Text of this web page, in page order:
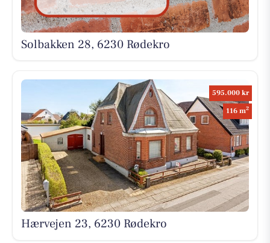
Solbakken 28, 6230 Rødekro
595.000 kr
116 m2
Hærvejen 23, 6230 Rødekro